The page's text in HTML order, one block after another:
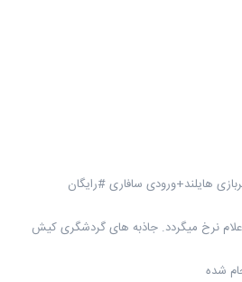
نرخ میگردد. جاذبه های گردشگری کیش